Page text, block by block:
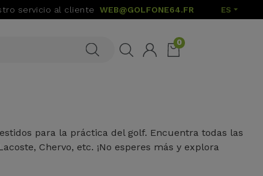
servicio al cliente WEB@GOLFONE64.FR ES
0
para la práctica del golf. Encuentra todas las
Chervo, etc. ¡No esperes más y explora